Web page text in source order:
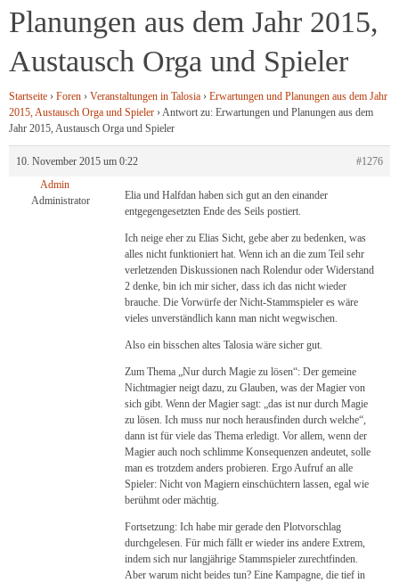
Planungen aus dem Jahr 2015,
Austausch Orga und Spieler
Startseite › Foren › Veranstaltungen in Talosia › Erwartungen und Planungen aus dem Jahr
2015, Austausch Orga und Spieler ›Antwort zu: Erwartungen und Planungen aus dem
Jahr 2015, Austausch Orga und Spieler
10. November 2015 um 0:22
#1276
Admin
Administrator
Elia und Halfdan haben sich gut an den einander
entgegengesetzten Ende des Seils postiert.
Ich neige eher zu Elias Sicht, gebe aber zu bedenken, was
alles nicht funktioniert hat. Wenn ich an die zum Teil sehr
verletzenden Diskussionen nach Rolendur oder Widerstand
2 denke, bin ich mir sicher, dass ich das nicht wieder
brauche. Die Vorwürfe der Nicht-Stammspieler es wäre
vieles unverständlich kann man nicht wegwischen.
Also ein bisschen altes Talosia wäre sicher gut.
Zum Thema „Nur durch Magie zu lösen“: Der gemeine
Nichtmagier neigt dazu, zu Glauben, was der Magier von
sich gibt. Wenn der Magier sagt: „das ist nur durch Magie
zu lösen. Ich muss nur noch herausfinden durch welche“,
dann ist für viele das Thema erledigt. Vor allem, wenn der
Magier auch noch schlimme Konsequenzen andeutet, solle
man es trotzdem anders probieren. Ergo Aufruf an alle
Spieler: Nicht von Magiern einschüchtern lassen, egal wie
berühmt oder mächtig.
Fortsetzung: Ich habe mir gerade den Plotvorschlag
durchgelesen. Für mich fällt er wieder ins andere Extrem,
indem sich nur langjährige Stammspieler zurechtfinden.
Aber warum nicht beides tun? Eine Kampagne, die tief in